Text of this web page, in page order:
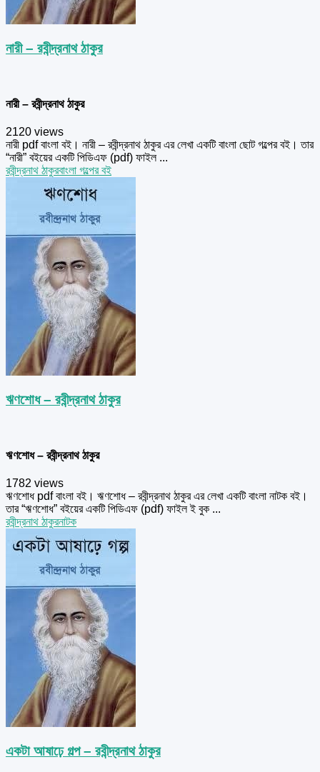
নারী – রবীন্দ্রনাথ ঠাকুর
নারী – রবীন্দ্রনাথ ঠাকুর
2120 views
নারী pdf বাংলা বই। নারী – রবীন্দ্রনাথ ঠাকুর এর লেখা একটি বাংলা ছোট গল্পের বই। তার
“নারী” বইয়ের একটি পিডিএফ (pdf) ফাইল ...
রবীন্দ্রনাথ ঠাকুরবাংলা গল্পের বই
ঋণশোধ – রবীন্দ্রনাথ ঠাকুর
ঋণশোধ – রবীন্দ্রনাথ ঠাকুর
1782 views
ঋণশোধ pdf বাংলা বই। ঋণশোধ – রবীন্দ্রনাথ ঠাকুর এর লেখা একটি বাংলা নাটক বই।
তার “ঋণশোধ” বইয়ের একটি পিডিএফ (pdf) ফাইল ই বুক ...
রবীন্দ্রনাথ ঠাকুরনাটক
একটা আষাঢ়ে গল্প – রবীন্দ্রনাথ ঠাকুর